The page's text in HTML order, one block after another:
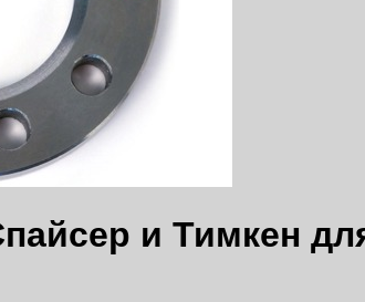
и Тимкен